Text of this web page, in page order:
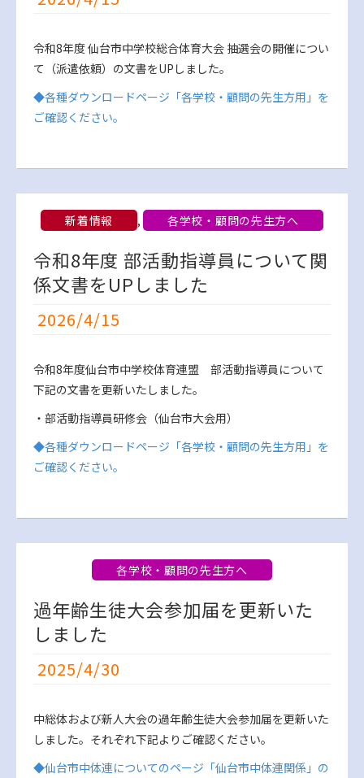
令和8年度 仙台市中学校総合体育大会 抽選会の開催につい
て（派遣依頼）の文書をUPしました。
◆各種ダウンロードページ「各学校・顧問の先生方用」を
ご確認ください。
新着情報 , 各学校・顧問の先生方へ
令和8年度 部活動指導員について関
係文書をUPしました
2026/4/15
令和8年度仙台市中学校体育連盟 部活動指導員について
下記の文書を更新いたしました。
・部活動指導員研修会（仙台市大会用）
◆各種ダウンロードページ「各学校・顧問の先生方用」を
ご確認ください。
各学校・顧問の先生方へ
過年齢生徒大会参加届を更新いた
しました
2025/4/30
中総体および新人大会の過年齢生徒大会参加届を更新いた
しました。それぞれ下記よりご確認ください。
◆仙台市中体連についてのページ「仙台市中体連関係」の